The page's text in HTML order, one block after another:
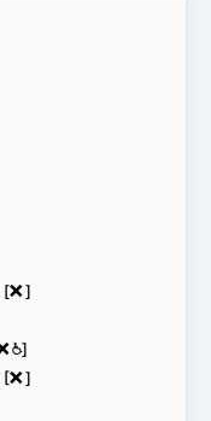
[ë]
@]
[ë]